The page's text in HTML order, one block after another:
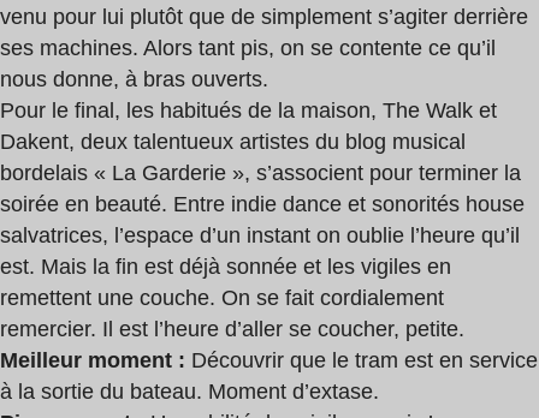
venu pour lui plutôt que de simplement s’agiter derrière
ses machines. Alors tant pis, on se contente ce qu’il
nous donne, à bras ouverts.
Pour le final, les habitués de la maison, The Walk et
Dakent, deux talentueux artistes du blog musical
bordelais « La Garderie », s’associent pour terminer la
soirée en beauté. Entre indie dance et sonorités house
salvatrices, l’espace d’un instant on oublie l’heure qu’il
est. Mais la fin est déjà sonnée et les vigiles en
remettent une couche. On se fait cordialement
remercier. Il est l’heure d’aller se coucher, petite.
Meilleur moment : Découvrir que le tram est en service
à la sortie du bateau. Moment d’extase.